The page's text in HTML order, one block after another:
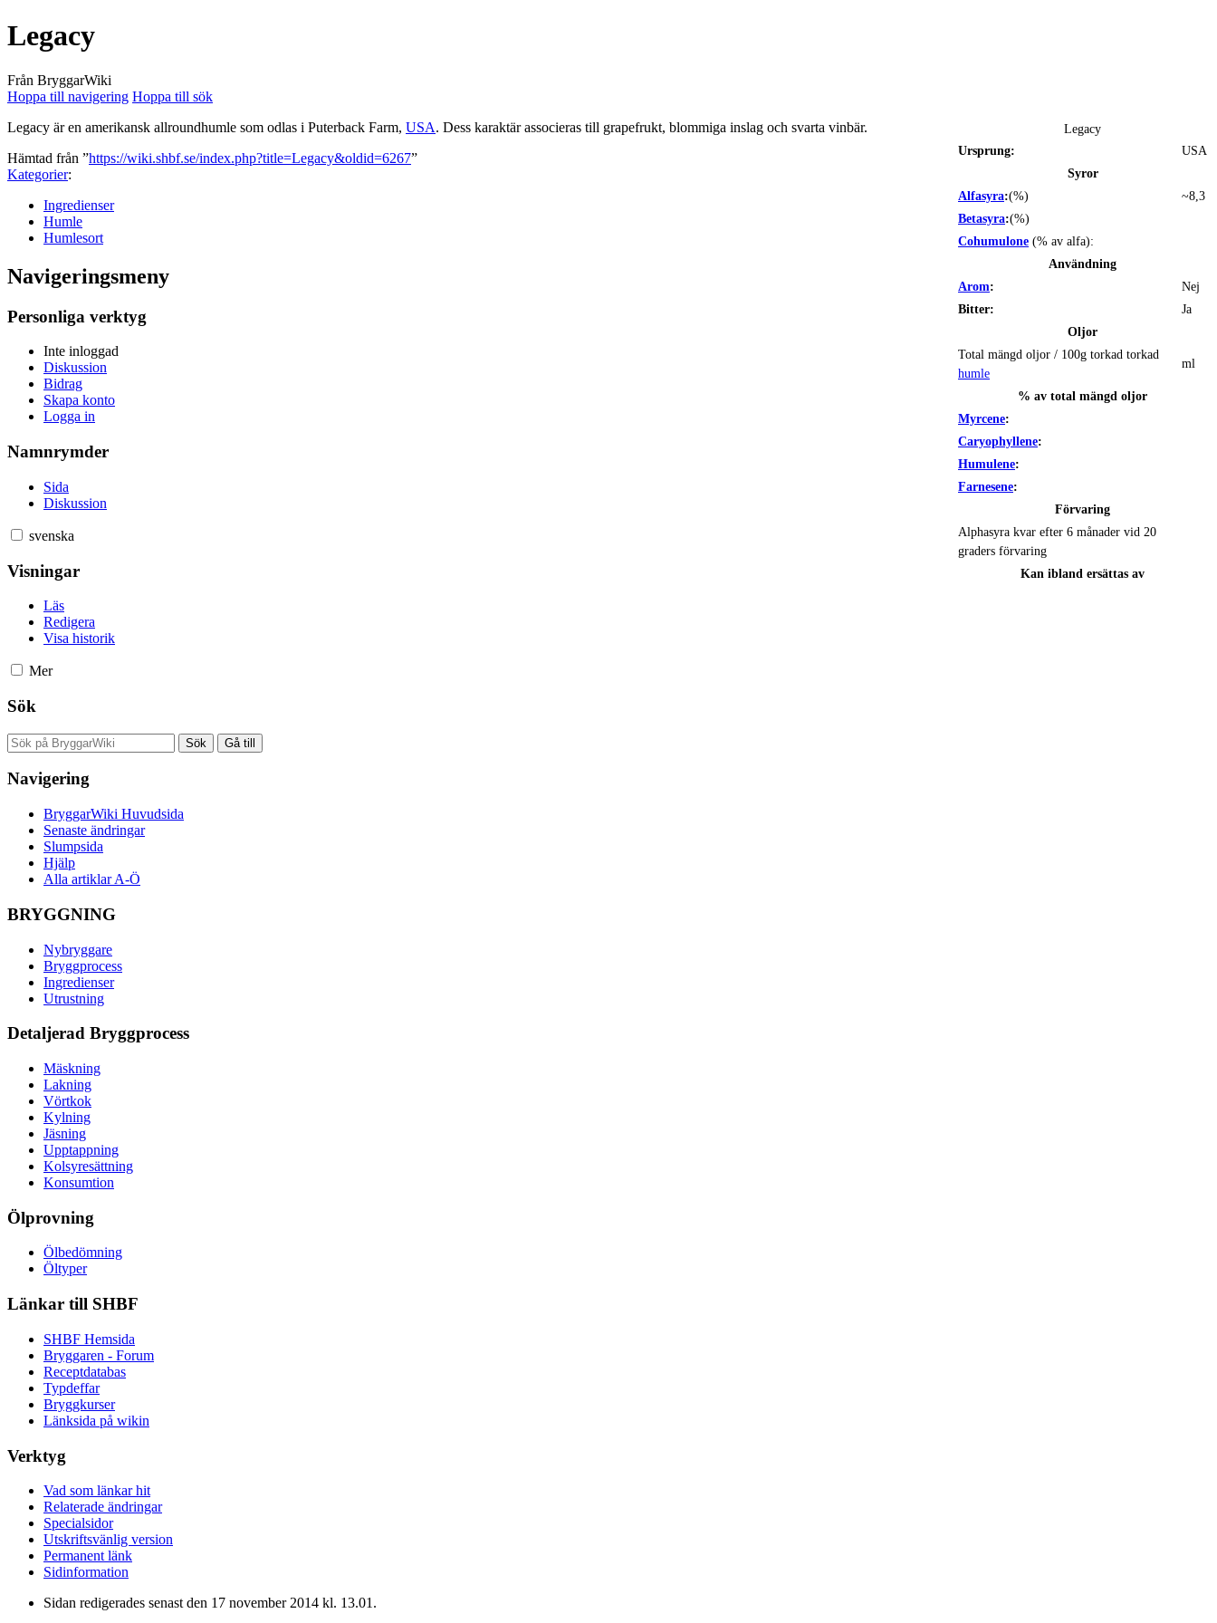
Legacy
Från BryggarWiki
Hoppa till navigering Hoppa till sök
Legacy
Ursprung:
USA
Syror
Alfasyra:(%)
~8,3
Betasyra:(%)
Cohumulone (% av alfa):
Användning
Arom:
Nej
Bitter:
Ja
Oljor
Total mängd oljor / 100g torkad torkad
humle
ml
% av total mängd oljor
Myrcene:
Caryophyllene:
Humulene:
Farnesene:
Förvaring
Alphasyra kvar efter 6 månader vid 20
graders förvaring
Kan ibland ersättas av
Legacy är en amerikansk allroundhumle som odlas i Puterback Farm, USA. Dess karaktär associeras till grapefrukt, blommiga inslag och svarta vinbär.
Hämtad från ”https://wiki.shbf.se/index.php?title=Legacy&oldid=6267”
Kategorier:
Ingredienser
Humle
Humlesort
Navigeringsmeny
Personliga verktyg
Inte inloggad
Diskussion
Bidrag
Skapa konto
Logga in
Namnrymder
Sida
Diskussion
svenska
Visningar
Läs
Redigera
Visa historik
Mer
Sök
Navigering
BryggarWiki Huvudsida
Senaste ändringar
Slumpsida
Hjälp
Alla artiklar A-Ö
BRYGGNING
Nybryggare
Bryggprocess
Ingredienser
Utrustning
Detaljerad Bryggprocess
Mäskning
Lakning
Vörtkok
Kylning
Jäsning
Upptappning
Kolsyresättning
Konsumtion
Ölprovning
Ölbedömning
Öltyper
Länkar till SHBF
SHBF Hemsida
Bryggaren - Forum
Receptdatabas
Typdeffar
Bryggkurser
Länksida på wikin
Verktyg
Vad som länkar hit
Relaterade ändringar
Specialsidor
Utskriftsvänlig version
Permanent länk
Sidinformation
Sidan redigerades senast den 17 november 2014 kl. 13.01.